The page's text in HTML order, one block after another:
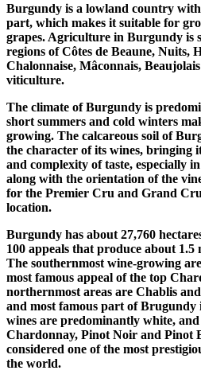
Burgundy is a lowland country
part, which makes it suitable for
grapes. Agriculture in Burgundy is
regions of Côtes de Beaune, Nuits,
Chalonnaise, Mâconnais,
viticulture.
The climate of Burgundy is
short summers and cold winters
growing. The calcareous soil of
the character of its wines, bringing
and complexity of taste, especially
along with the orientation of the
for the Premier Cru and Grand
location.
Burgundy has about 27,760
100 appeals that produce about
The southernmost wine-growing
most famous appeal of the top
northernmost areas are Chablis
and most famous part of Brugundy
wines are predominantly white,
Chardonnay, Pinot Noir and Pinot
considered one of the most
the world.